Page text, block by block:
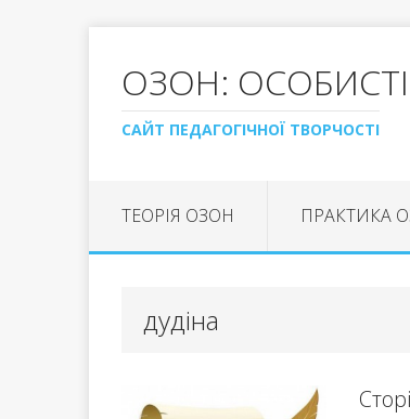
ОЗОН:
САЙТ ПЕДАГОГІЧНОЇ ТВОРЧОСТІ
ТЕОРІЯ ОЗОН ПРАКТИКА
дудіна